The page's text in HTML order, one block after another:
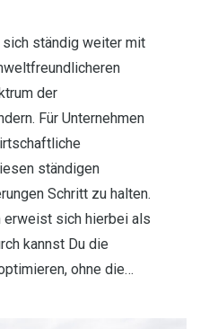
ständig weiter mit
der
Für Unternehmen
ständigen
Schritt zu halten.
erweist sich hierbei als
kannst Du die
ohne die…